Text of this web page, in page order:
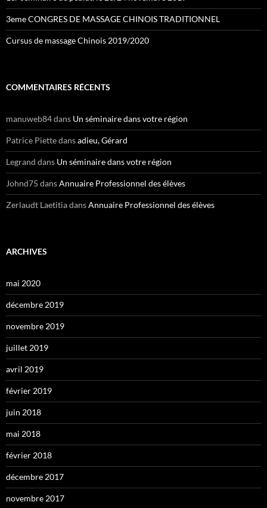
3eme CONGRES DE MASSAGE CHINOIS TRADITIONNEL
Cursus de massage Chinois 2019/2020
COMMENTAIRES RÉCENTS
manuweb84dans Un séminaire dans votre région
Patrice Piettedansadieu, Gérard
Legrand dans Un séminaire dans votre région
Johnd75 dansAnnuaire Professionnel des élèves
Zerlaudt LaetitiadansAnnuaire Professionnel des élèves
ARCHIVES
mai 2020
décembre 2019
novembre 2019
juillet 2019
avril 2019
février 2019
juin 2018
mai 2018
février 2018
décembre 2017
novembre 2017